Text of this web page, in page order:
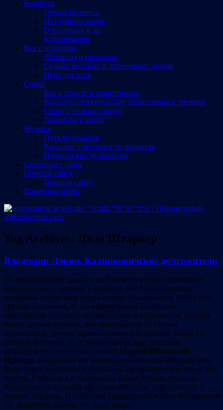
Беларусь
Города Беларуси
Из глубины веков
О политике и др.
Калинковичи
Все о шахматах
Шахматы и политика
Судьбы великих и интересных людей
Игра для всех
Спорт
Все о спорте и спортсменах
Выдающиеся еврейские спортсмены и тренеры
Спорт с разных сторон
Политика и спорт
Музыка
Путь музыканта
Рассказы о молодых музыкантах
Израильские музыканты
Cвязаться с нами
Помощь сайту
Помощь сайту
Памятные места
Tag Archives: Лиза Штаркер
Владимир Лякин. Калинковичские долгожители
По официальным данным, на Беларуси сейчас проживают
около шестисот человек в возрасте 101-115 лет, причем
женщины составляют подавляющее большинство (85%) этой
группы населения. И это общемировая тенденция:
«прекрасная половина человечества» в силу разных причин
живет дольше мужчин, вне зависимости от страны
проживания, уровня здравоохранения и доходов. Когда-то,
собирая материал по истории города, мне довелось
побеседовать с калинковичанкой Марией Ивановной
Пригода, которой на тот момент исполнилось 103 года. Она
была бодра, подвижна и сохранила прекрасную для своих лет
память. Родилась в г. Акмолинск (ныне Астана, столица
Казахстана) в большой крестьянской семье переселенцев с
южной Украины. О событиях Гражданской войны вспоминала
так подробно, словно это было вчера: